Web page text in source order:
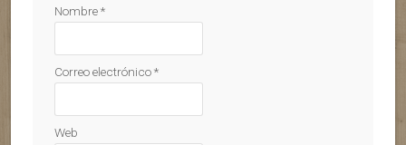
Nombre*
Correo electrónico*
Web